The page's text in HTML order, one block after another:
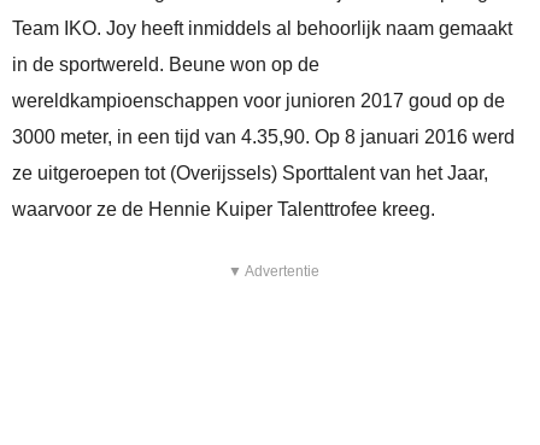
Team IKO. Joy heeft inmiddels al behoorlijk naam gemaakt
in de sportwereld. Beune won op de
wereldkampioenschappen voor junioren 2017 goud op de
3000 meter, in een tijd van 4.35,90. Op 8 januari 2016 werd
ze uitgeroepen tot (Overijssels) Sporttalent van het Jaar,
waarvoor ze de Hennie Kuiper Talenttrofee kreeg.
▼ Advertentie